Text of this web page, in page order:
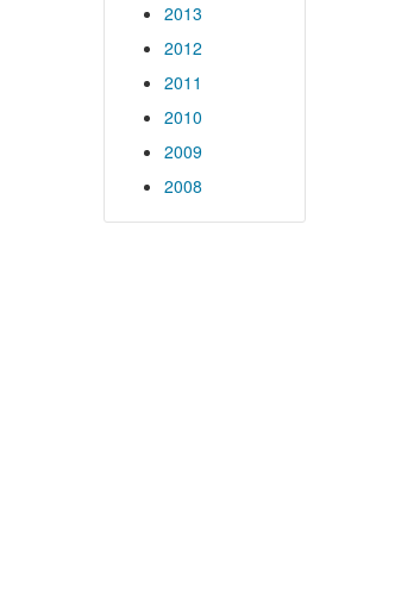
2013
2012
2011
2010
2009
2008